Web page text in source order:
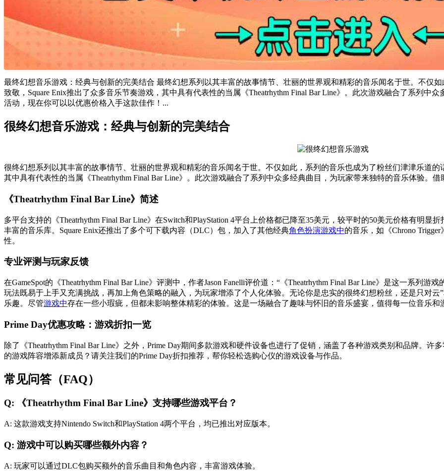
最终幻想音乐游戏：经典与创新的完美结合 最终幻想系列以其丰富的故事情节、壮丽的世界观和精彩的音乐闻名于世。不仅
致敬，Square Enix推出了众多音乐节奏游戏，其中具有代表性的当属《Theatrhythm Final Bar Line》。此次游戏融合了系列中
活动，现在你可以以优惠价格入手这款佳作！...
很终幻想音乐游戏：经典与创新的完美结合
很终幻想系列以其丰富的故事情节、壮丽的世界观和精彩的音乐闻名于世。不仅如此，系列的音乐也成为了粉丝们津津乐道的
其中具有代表性的当属《Theatrhythm Final Bar Line》。此次游戏融合了系列中众多经典曲目，为玩家带来独特的音乐体验。借
《Theatrhythm Final Bar Line》简述
多平台支持的《Theatrhythm Final Bar Line》在Switch和PlayStation 4平台上价格都已降至35美元，较平时的50美元价格有明显
丰富的音乐库。Square Enix还推出了多个可下载内容（DLC）包，加入了其他经典角色扮演游戏中的音乐，如《Chrono
性。
专业评测与玩家反馈
在GameSpot的《Theatrhythm Final Bar Line》评测中，作者Jason Fanelli评价道：“《Theatrhythm Final Bar Line》是这一系列
玩法既易于上手又充满挑战，再加上角色策略的融入，为玩家增添了个人化体验。无论你是忠实的很终幻想粉丝，还是只对云
乐趣。尽管游戏中存在一些小瑕疵，但都未影响整体精彩的体验。这是一场融合了趣味与怀旧的音乐盛宴，值得每一位音乐和
Prime Day优惠攻略：游戏折扣一览
除了《Theatrhythm Final Bar Line》之外，Prime Day期间多款游戏和硬件设备也进行了促销，涵盖了各种游戏类别和品牌。
的游戏阵容增添新成员？请关注我们的Prime Day折扣推荐，帮你轻松选购心仪的游戏设备与作品。
常见问答（FAQ）
Q: 《Theatrhythm Final Bar Line》支持哪些游戏平台？
A: 这款游戏支持Nintendo Switch和PlayStation 4两个平台，均已推出对应版本。
Q: 游戏中可以购买哪些额外内容？
A: 玩家可以通过DLC包购买额外的音乐曲目和角色内容，丰富游戏体验。